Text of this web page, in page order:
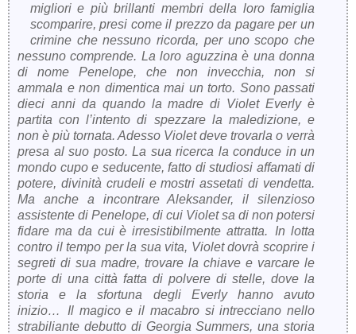
migliori e più brillanti membri della loro famiglia
scomparire, presi come il prezzo da pagare per un
crimine che nessuno ricorda, per uno scopo che
nessuno comprende. La loro aguzzina è una donna
di nome Penelope, che non invecchia, non si
ammala e non dimentica mai un torto. Sono passati
dieci anni da quando la madre di Violet Everly è
partita con l’intento di spezzare la maledizione, e
non è più tornata. Adesso Violet deve trovarla o verrà
presa al suo posto. La sua ricerca la conduce in un
mondo cupo e seducente, fatto di studiosi affamati di
potere, divinità crudeli e mostri assetati di vendetta.
Ma anche a incontrare Aleksander, il silenzioso
assistente di Penelope, di cui Violet sa di non potersi
fidare ma da cui è irresistibilmente attratta. In lotta
contro il tempo per la sua vita, Violet dovrà scoprire i
segreti di sua madre, trovare la chiave e varcare le
porte di una città fatta di polvere di stelle, dove la
storia e la sfortuna degli Everly hanno avuto
inizio… Il magico e il macabro si intrecciano nello
strabiliante debutto di Georgia Summers, una storia